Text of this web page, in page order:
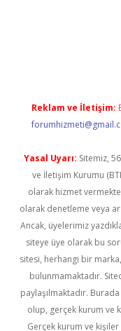
Reklam ve İletişim:
Yasal Uyarı: Sitemiz,
ve İletişim Kurumu
olarak hizmet
olarak denetleme veya
Ancak, üyelerimiz
siteye üye olarak bu
sitesi, herhangi bir
bulunmamaktadır.
paylaşılmaktadır.
olup, gerçek kurum ve
Gerçek kurum ve